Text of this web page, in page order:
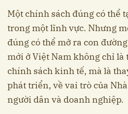
Một chính sách đúng có thể
trong một lĩnh vực. Nhưng
đúng có thể mở ra con
mới ở Việt Nam không chỉ là
chính sách kinh tế, mà là
phát triển, về vai trò của
người dân và doanh nghiệp.